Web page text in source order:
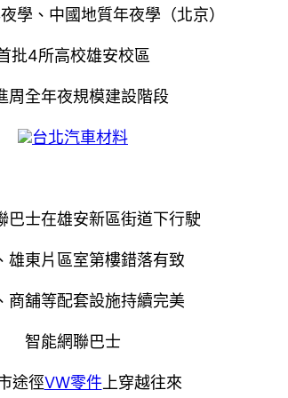
學、中國地質年夜學（北京）
批4所高校雄安校區
周全年夜規模建設階段
台北汽車材料
巴士在雄安新區街道下行駛
雄東片區室第樓錯落有致
商舖等配套設施持續完美
智能網聯巴士
途徑VW零件上穿越往來